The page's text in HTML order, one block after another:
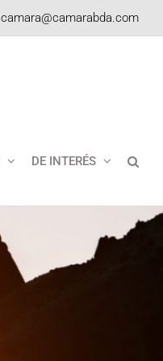
camara@camarabda.com
DE INTERÉS